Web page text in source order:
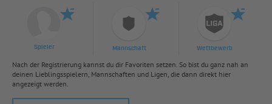
Spieler Mannschaft Wettbewerb
Nach der Registrierung kannst du dir Favoriten setzen. So bist du ganz nah an
deinen Lieblingsspielern, Mannschaften und Ligen, die dann direkt hier
angezeigt werden.